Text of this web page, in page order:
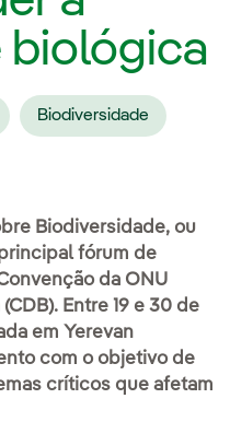
biológica
Biodiversidade
Biodiversidade, ou
fórum de
da ONU
Entre 19 e 30 de
em Yerevan
com o objetivo de
críticos que afetam